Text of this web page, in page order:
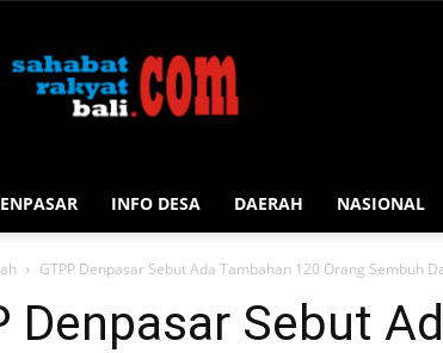
Rakyat
Bali
INFO DESA DAERAH NASIONAL
GTPP Denpasar Sebut Ada Tambahan 120 Orang Sembuh
Denpasar Sebut